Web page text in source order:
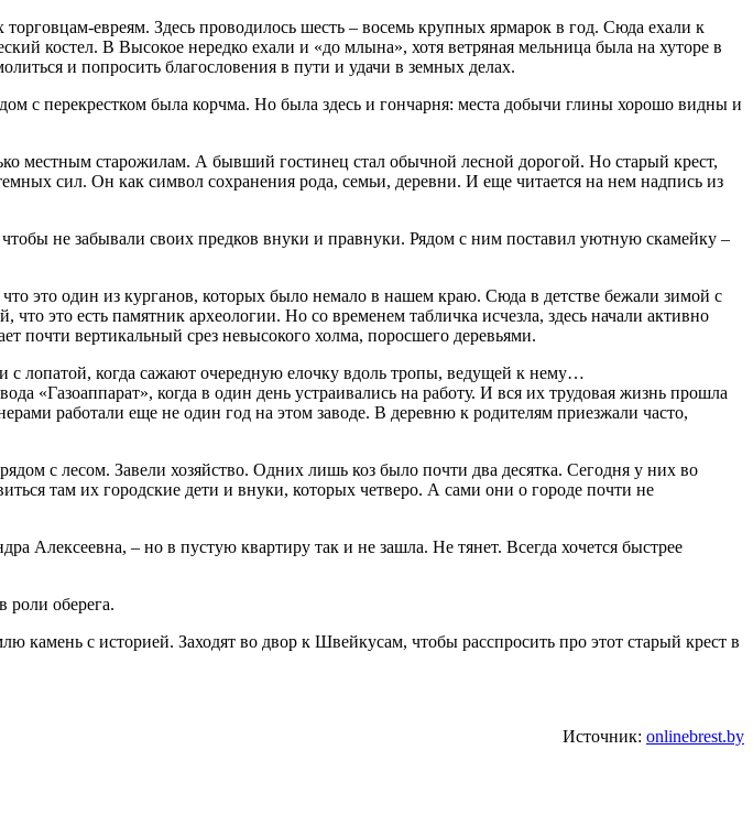
евреям. Здесь проводилось шесть – восемь крупных ярмарок в год. Сюда ехали к
костел. В Высокое нередко ехали и «до млына», хотя ветряная мельница была на хуторе в
и попросить благословения в пути и удачи в земных делах.
с перекрестком была корчма. Но была здесь и гончарня: места добычи глины хорошо видны и
местным старожилам. А бывший гостинец стал обычной лесной дорогой. Но старый крест,
сил. Он как символ сохранения рода, семьи, деревни. И еще читается на нем надпись из
не забывали своих предков внуки и правнуки. Рядом с ним поставил уютную скамейку –
это один из курганов, которых было немало в нашем краю. Сюда в детстве бежали зимой с
это есть памятник археологии. Но со временем табличка исчезла, здесь начали активно
почти вертикальный срез невысокого холма, поросшего деревьями.
с лопатой, когда сажают очередную елочку вдоль тропы, ведущей к нему…
«Газоаппарат», когда в один день уст­раивались на работу. И вся их трудовая жизнь прошла
работали еще не один год на этом заводе. В деревню к родителям приезжали часто,
с лесом. Завели хозяйство. Одних лишь коз было почти два десятка. Сегодня у них во
там их городские дети и внуки, которых четверо. А сами они о городе почти не
Алексеевна, – но в пустую квартиру так и не зашла. Не тянет. Всегда хочется быстрее
роли оберега.
камень с историей. Заходят во двор к Швейкусам, чтобы расспросить про этот старый крест в
Источник: onlinebrest.by